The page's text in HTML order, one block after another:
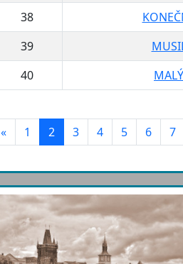
38
39
40
MALÝ
« 1 2 3 4 5 6 7